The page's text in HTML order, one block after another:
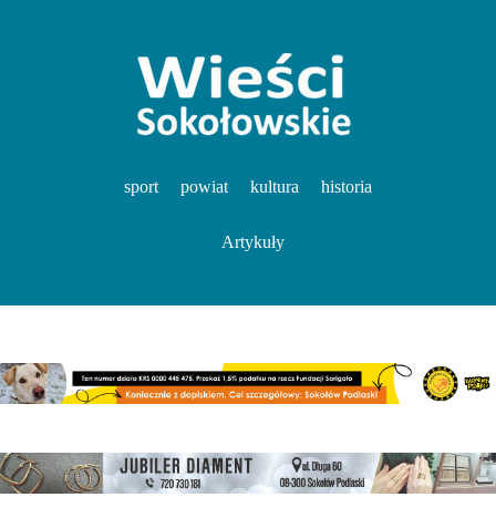
sport powiat kultura historia
Artykuły